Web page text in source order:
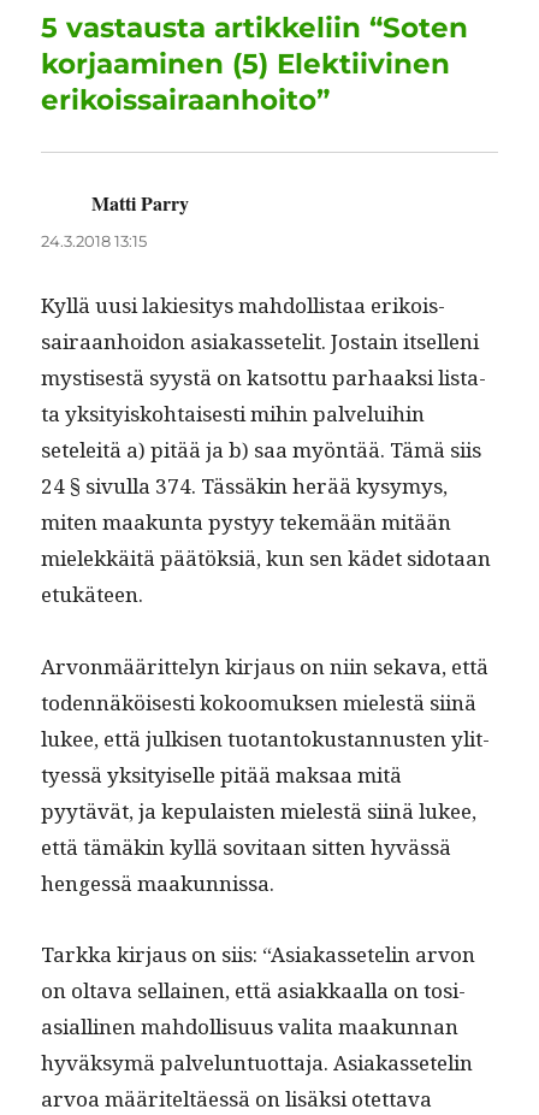
o
o
k
I
n
p
p
a
m
5 vastausta artikkeliin “Soten
korjaaminen (5) Elektiivinen
erikoissairaanhoito”
Matti Parry
24.3.2018 13:15
Kyl­lä uusi lakiesi­tys mah­dol­lis­taa erikois­
sairaan­hoidon asi­akas­setelit. Jostain itsel­leni
mys­tis­es­tä syys­tä on kat­sot­tu parhaak­si lis­ta­
ta yksi­tyisko­htais­es­ti mihin palvelui­hin
seteleitä a) pitää ja b) saa myön­tää. Tämä siis
24 § sivul­la 374. Tässäkin herää kysymys,
miten maakun­ta pystyy tekemään mitään
mielekkäitä päätök­siä, kun sen kädet sido­taan
etukäteen.
Arvon­määrit­te­lyn kir­jaus on niin seka­va, että
toden­näköis­es­ti kokoomuk­sen mielestä siinä
lukee, että julkisen tuotan­tokus­tan­nusten ylit­
tyessä yksi­tyiselle pitää mak­saa mitä
pyytävät, ja kepu­lais­ten mielestä siinä lukee,
että tämäkin kyl­lä sovi­taan sit­ten hyvässä
hengessä maakunnissa.
Tark­ka kir­jaus on siis: “Asi­akas­setelin arvon
on olta­va sel­l­ainen, että asi­akkaal­la on tosi­
asialli­nen mah­dol­lisu­us vali­ta maakun­nan
hyväksymä palvelun­tuot­ta­ja. Asi­akas­setelin
arvoa määriteltäessä on lisäk­si otet­ta­va